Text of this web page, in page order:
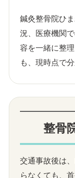
鍼灸整骨院ひ
況、医療機関
容を一緒に整
も、現時点で
整骨
交通事故後は
らなくても、